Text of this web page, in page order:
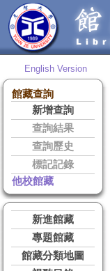
English Version
館藏查詢
新增查詢
查詢結果
查詢歷史
標記記錄
他校館藏
新進館藏
專題館藏
館藏分類地圖